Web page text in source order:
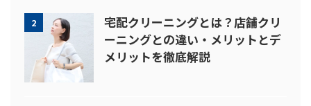
2
宅配クリーニングとは？店舗クリ
ーニングとの違い・メリットとデ
メリットを徹底解説